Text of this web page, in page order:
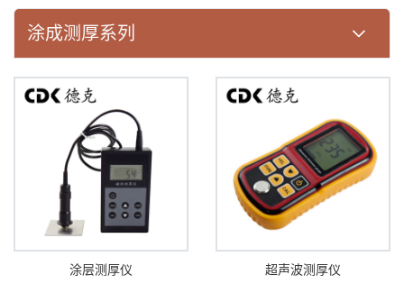
涂成测厚系列
涂层测厚仪 超声波测厚仪